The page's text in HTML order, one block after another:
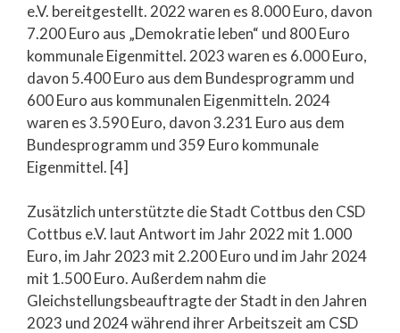
e.V. bereitgestellt. 2022 waren es 8.000 Euro, davon
7.200 Euro aus „Demokratie leben“ und 800 Euro
kommunale Eigenmittel. 2023 waren es 6.000 Euro,
davon 5.400 Euro aus dem Bundesprogramm und
600 Euro aus kommunalen Eigenmitteln. 2024
waren es 3.590 Euro, davon 3.231 Euro aus dem
Bundesprogramm und 359 Euro kommunale
Eigenmittel. [4]
Zusätzlich unterstützte die Stadt Cottbus den CSD
Cottbus e.V. laut Antwort im Jahr 2022 mit 1.000
Euro, im Jahr 2023 mit 2.200 Euro und im Jahr 2024
mit 1.500 Euro. Außerdem nahm die
Gleichstellungsbeauftragte der Stadt in den Jahren
2023 und 2024 während ihrer Arbeitszeit am CSD